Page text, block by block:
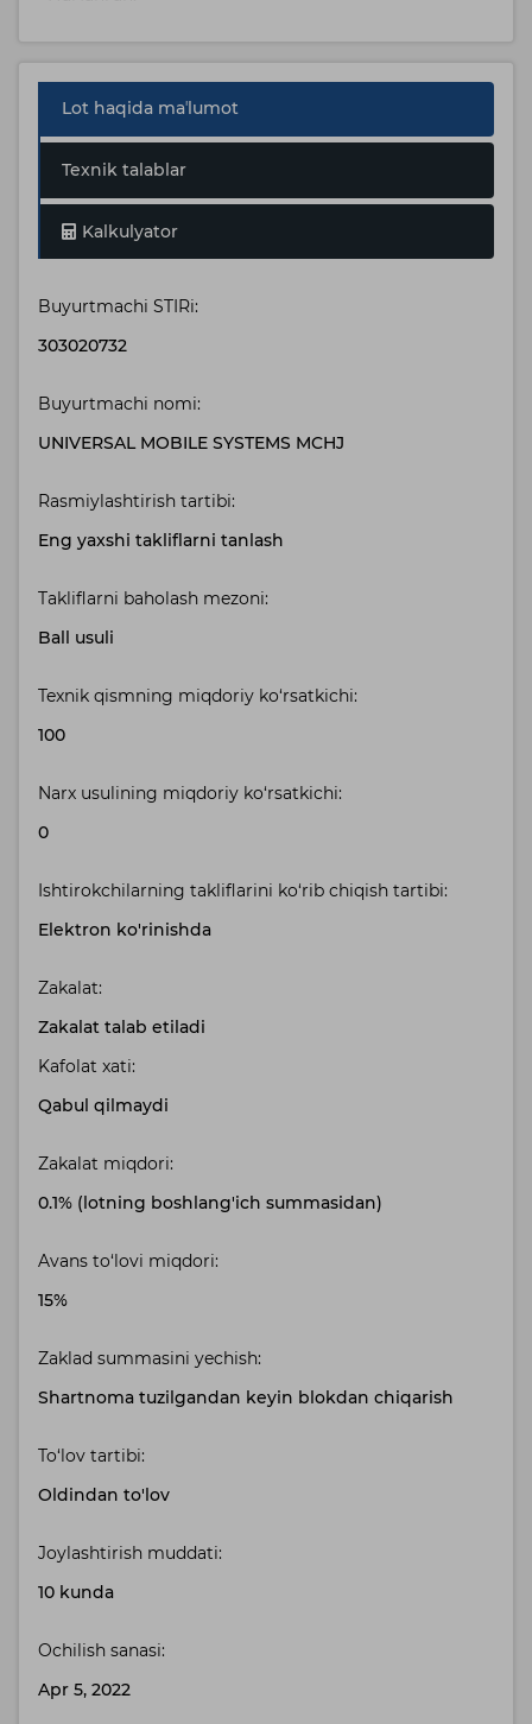
Lot haqida maʼlumot
Texnik talablar
Kalkulyator
Buyurtmachi STIRi:
303020732
Buyurtmachi nomi:
UNIVERSAL MOBILE SYSTEMS MCHJ
Rasmiylashtirish tartibi:
Eng yaxshi takliflarni tanlash
Takliflarni baholash mezoni:
Ball usuli
Texnik qismning miqdoriy ko‘rsatkichi:
100
Narx usulining miqdoriy ko‘rsatkichi:
0
Ishtirokchilarning takliflarini ko‘rib chiqish tartibi:
Elektron ko'rinishda
Zakalat:
Zakalat talab etiladi
Kafolat xati:
Qabul qilmaydi
Zakalat miqdori:
0.1% (lotning boshlang'ich summasidan)
Avans to‘lovi miqdori:
15%
Zaklad summasini yechish:
Shartnoma tuzilgandan keyin blokdan chiqarish
To‘lov tartibi:
Oldindan to'lov
Joylashtirish muddati:
10 kunda
Ochilish sanasi:
Apr 5, 2022